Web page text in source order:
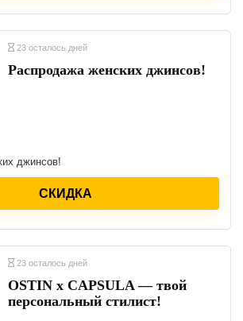
23 осталось дней
Распродажа женских джинсов!
джинсов!
СКИДКА
23 осталось дней
OSTIN x CAPSULA — твой
персональный стилист!